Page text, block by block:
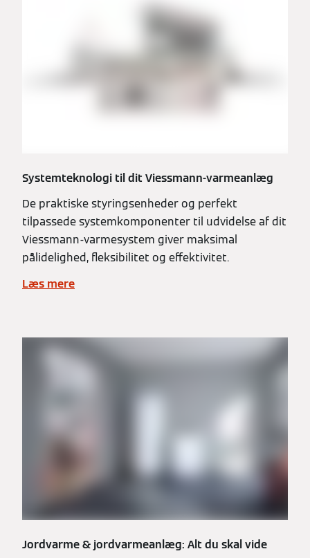
Systemteknologi til dit Viessmann-varmeanlæg
De praktiske styringsenheder og perfekt
tilpassede systemkomponenter til udvidelse af dit
Viessmann-varmesystem giver maksimal
pålidelighed, fleksibilitet og effektivitet.
Læs mere
Jordvarme & jordvarmeanlæg: Alt du skal vide